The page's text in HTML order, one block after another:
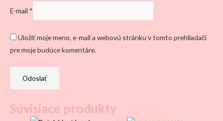
E-mail *
Uložiť moje meno, e-mail a webovú stránku v tomto prehliadači
pre moje budúce komentáre.
Súvisiace produkty